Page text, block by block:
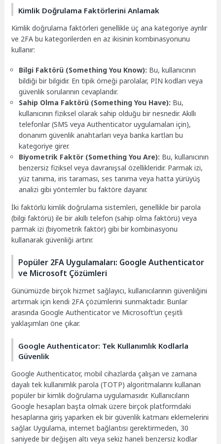
Kimlik Doğrulama Faktörlerini Anlamak
Kimlik doğrulama faktörleri genellikle üç ana kategoriye ayrılır
ve 2FA bu kategorilerden en az ikisinin kombinasyonunu
kullanır:
Bilgi Faktörü (Something You Know): Bu, kullanıcının
bildiği bir bilgidir. En tipik örneği parolalar, PIN kodları veya
güvenlik sorularının cevaplarıdır.
Sahip Olma Faktörü (Something You Have): Bu,
kullanıcının fiziksel olarak sahip olduğu bir nesnedir. Akıllı
telefonlar (SMS veya Authenticator uygulamaları için),
donanım güvenlik anahtarları veya banka kartları bu
kategoriye girer.
Biyometrik Faktör (Something You Are): Bu, kullanıcının
benzersiz fiziksel veya davranışsal özellikleridir. Parmak izi,
yüz tanıma, iris taraması, ses tanıma veya hatta yürüyüş
analizi gibi yöntemler bu faktöre dayanır.
İki faktörlü kimlik doğrulama sistemleri, genellikle bir parola
(bilgi faktörü) ile bir akıllı telefon (sahip olma faktörü) veya
parmak izi (biyometrik faktör) gibi bir kombinasyonu
kullanarak güvenliği artırır.
Popüler 2FA Uygulamaları: Google Authenticator
ve Microsoft Çözümleri
Günümüzde birçok hizmet sağlayıcı, kullanıcılarının güvenliğini
artırmak için kendi 2FA çözümlerini sunmaktadır. Bunlar
arasında Google Authenticator ve Microsoft’un çeşitli
yaklaşımları öne çıkar.
Google Authenticator: Tek Kullanımlık Kodlarla
Güvenlik
Google Authenticator, mobil cihazlarda çalışan ve zamana
dayalı tek kullanımlık parola (TOTP) algoritmalarını kullanan
popüler bir kimlik doğrulama uygulamasıdır. Kullanıcıların
Google hesapları başta olmak üzere birçok platformdaki
hesaplarına giriş yaparken ek bir güvenlik katmanı eklemelerini
sağlar. Uygulama, internet bağlantısı gerektirmeden, 30
saniyede bir değişen altı veya sekiz haneli benzersiz kodlar